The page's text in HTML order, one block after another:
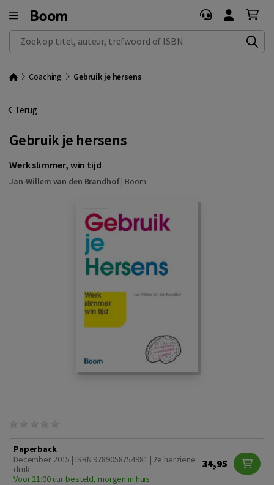
Zoek op titel, auteur, trefwoord of ISBN
Coaching Gebruik je hersens
Terug
Gebruik je hersens
Werk slimmer, win tijd
Jan-Willem van den Brandhof| Boom
Paperback
December 2015 | ISBN 9789058754981 | 2e herziene
druk
Voor 21:00 uur besteld, morgen in huis
34,95